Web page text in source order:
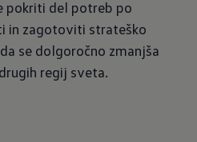
pokriti del potreb po
in zagotoviti strateško
se dolgoročno zmanjša
regij sveta.